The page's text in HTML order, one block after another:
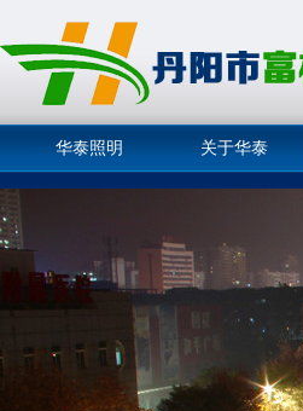
华泰照明 关于华泰